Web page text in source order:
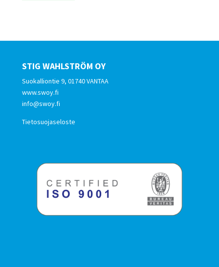
STIG WAHLSTRÖM OY
Suokalliontie 9, 01740 VANTAA
www.swoy.fi
info@swoy.fi
Tietosuojaseloste